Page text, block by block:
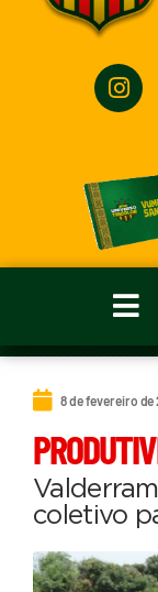
8 de fevereiro de
coletivo